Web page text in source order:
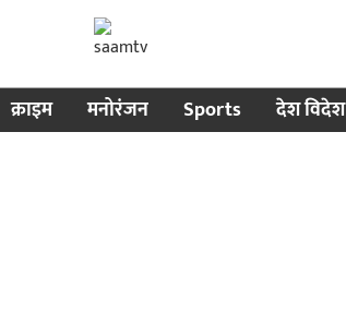
क्राइम मनोरंजन Sports देश विदेश